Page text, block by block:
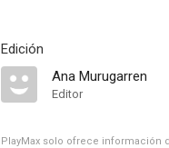
Edición
Ana Murugarren
Editor
PlayMax solo ofrece información